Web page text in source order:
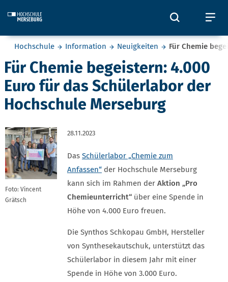
Öffnet
Sie befinden sich hier:
Hochschule Information Neuigkeiten Für Chemie
Für Chemie begeistern: 4.000
Euro für das Schülerlabor der
Hochschule Merseburg
Foto: Vincent
Grätsch
28.11.2023
Das Schülerlabor „Chemie zum
Anfassen“ der Hochschule Merseburg
kann sich im Rahmen der Aktion „Pro
Chemieunterricht“ über eine Spende in
Höhe von 4.000 Euro freuen.
Die Synthos Schkopau GmbH, Hersteller
von Synthesekautschuk, unterstützt das
Schülerlabor in diesem Jahr mit einer
Spende in Höhe von 3.000 Euro.